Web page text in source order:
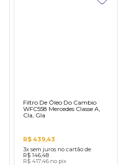
Filtro De Óleo Do Cambio
WFC558 Mercedes Classe A,
Cla, Gla
R$ 439,43
3x sem juros no cartão de
R$ 146,48
R$ 417,46 no pix